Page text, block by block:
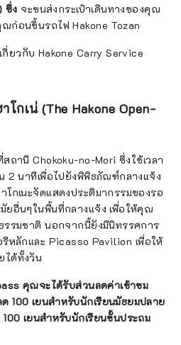
ซึ่ง จะขนส่งกระเป๋าเดินทางของคุณ
ก่อนขึ้นรถไฟ Hakone Tozan
กี่ยวกับ Hakone Carry Service
กเน่ (The Hakone Open-
ถานี Chokoku-no-Mori ซึ่งใช้เวลา
2 นาทีเพื่อไปยังพิพิธภัณฑ์กลางแจ้ง
กเนะจัดแสดงประติมากรรมของรอ
ยอื่นๆในพื้นที่กลางแจ้ง เพื่อให้คุณ
รรมชาติ นอกจากนี้ยังมีนิทรรศการ
หลักและ Picasso Pavilion เพื่อให้
ได้ทั้งวัน
คุณจะได้รับส่วนลดค่าเข้าชม
100 เยนสำหรับนักเรียนมัธยมปลาย
เยนสำหรับนักเรียนชั้นประถม